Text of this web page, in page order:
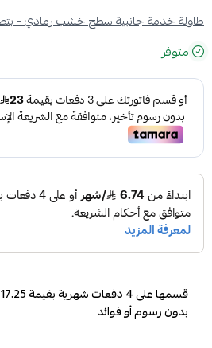
طاولة خدمة جانبية سطح خشب رمادي -
متوفر
قسمها على 4 دفعات شهرية بقيمة 17.25
بدون رسوم أو فوائد